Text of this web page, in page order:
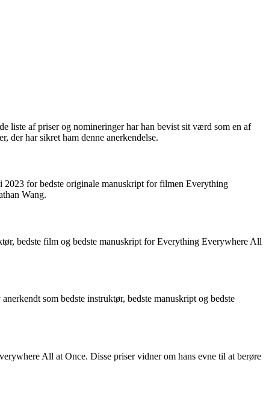
liste af priser og nomineringer har han bevist sit værd som en af
der har sikret ham denne anerkendelse.
2023 for bedste originale manuskript for filmen Everything
Wang.
bedste film og bedste manuskript for Everything Everywhere All
som bedste instruktør, bedste manuskript og bedste
All at Once. Disse priser vidner om hans evne til at berøre